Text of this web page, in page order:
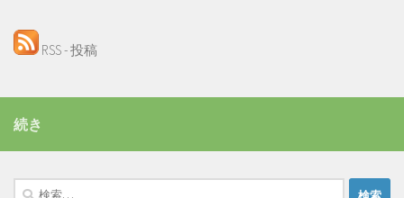
RSS - 投稿
続き
検